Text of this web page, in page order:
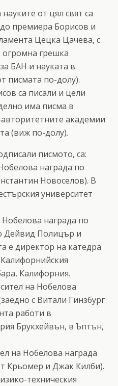
от цял свят са
премиера Борисов и
Цецка Цачева, с
огромна грешка
БАН и науката в
писмата по-долу).
са писали и цели
има писма в
академии
(виж по-долу).
писмото, са:
награда по
Новоселов). В
университет
награда по
Дейвид Полицър и
е директор на катедра
Калифорния.
на Нобелова
с Витали Гинзбург
работи в
Брукхейвън, в Ъптън,
на Нобелова награда
Крьомер и Джак Килби).
техническия